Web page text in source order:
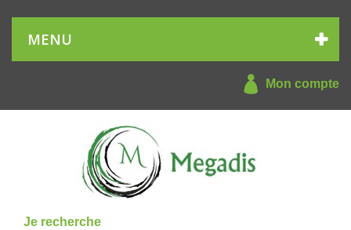
MENU
Mon compte
Je recherche